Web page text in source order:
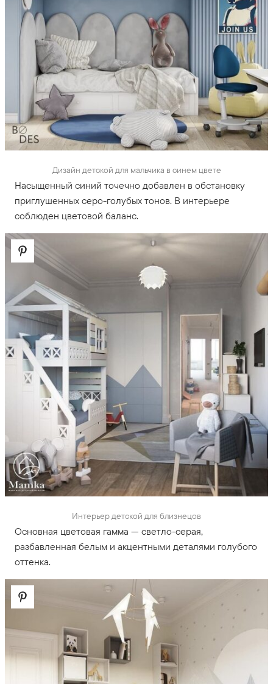
Дизайн детской для мальчика в синем цвете
Насыщенный синий точечно добавлен в обстановку
приглушенных серо-голубых тонов. В интерьере
соблюден цветовой баланс.
Интерьер детской для близнецов
Основная цветовая гамма — светло-серая,
разбавленная белым и акцентными деталями голубого
оттенка.